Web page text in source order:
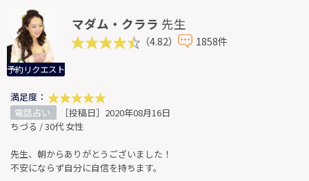
予約リクエスト
マダム・クララ 先生
（4.82） 1858件
満足度：
電話占い
［投稿日］2020年08月16日
ちづる / 30代 女性
先生、朝からありがとうございました！
不安にならず自分に自信を持ちます。